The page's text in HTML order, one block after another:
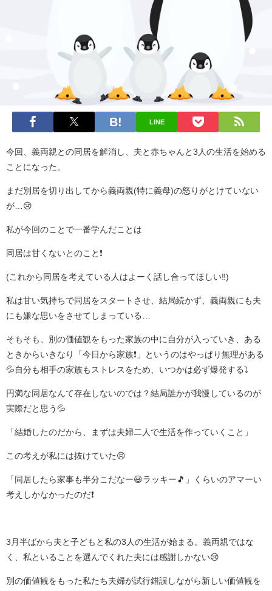
LINE
今回、義両親との同居を解消し、夫と赤ちゃんと3人の生活を始める
ことになった。
まだ別居を切り出してから義両親(特に義母)の怒りがとけていない
が…😢
私が今回のことで一番学んだことは
同居は甘くないとのこと❗
(これから同居を考えている人はよーく話し合ってほしい‼️)
私は甘い気持ちで同居をスタートさせ、結局続かず、義両親にも夫
にも嫌な思いをさせてしまっている…
そもそも、別の価値観をもった家族の中に自分が入っていき、ある
ときからいきなり「今日から家族❗」というのはやっぱり無理がある
💦自分も相手の家族もストレスをため、いつかは必ず爆発する⤵️
円満な同居なんて存在しないのでは？結局誰かが我慢しているのが
実際だと思う💦
「結婚したのだから、まずは夫婦二人で生活を作っていくこと」
この考えが私には抜けていた😣
「同居したら家事も半分こだなー😃ラッキー🎵」くらいのアマーい
考えしかなかったのだ❗
3月半ばから夫と子どもと私の3人の生活が始まる。義両親ではな
く、私といることを選んでくれた夫には感謝しかない😢
別の価値観をもった私たち夫婦が試行錯誤しながら新しい価値観を